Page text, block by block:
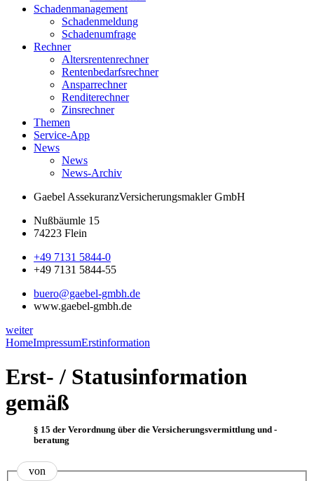
Schadenmanagement
Schadenmeldung
Schadenumfrage
Rechner
Altersrentenrechner
Rentenbedarfsrechner
Ansparrechner
Renditerechner
Zinsrechner
Themen
Service-App
News
News
News-Archiv
Gaebel AssekuranzVersicherungsmakler GmbH
Nußbäumle 15
74223 Flein
+49 7131 5844-0
+49 7131 5844-55
buero@gaebel-gmbh.de
www.gaebel-gmbh.de
weiter
HomeImpressumErstinformation
Erst- / Statusinformation
gemäß
§ 15 der Verordnung über die Versicherungsvermittlung und -
beratung
von